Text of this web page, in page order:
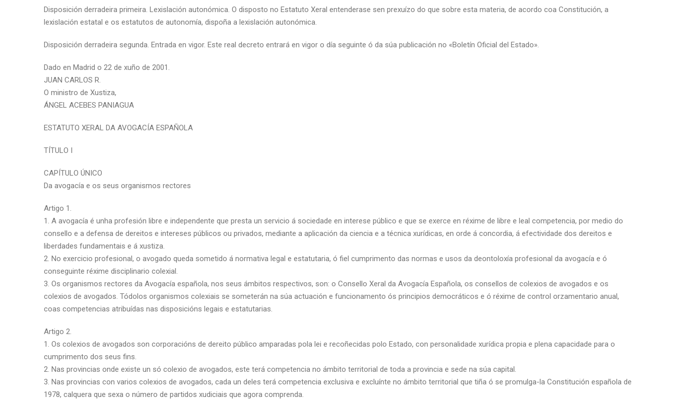
Disposición derradeira primeira. Lexislación autonómica. O disposto no Estatuto Xeral entenderase sen prexuízo do que sobre esta materia, de acordo coa Constitución, a
lexislación estatal e os estatutos de autonomía, dispoña a lexislación autonómica.
Disposición derradeira segunda. Entrada en vigor. Este real decreto entrará en vigor o día seguinte ó da súa publicación no «Boletín Oficial del Estado».
Dado en Madrid o 22 de xuño de 2001.
JUAN CARLOS R.
O ministro de Xustiza,
ÁNGEL ACEBES PANIAGUA
ESTATUTO XERAL DA AVOGACÍA ESPAÑOLA
TÍTULO I
CAPÍTULO ÚNICO
Da avogacía e os seus organismos rectores
Artigo 1.
1. A avogacía é unha profesión libre e independente que presta un servicio á sociedade en interese público e que se exerce en réxime de libre e leal competencia, por medio do
consello e a defensa de dereitos e intereses públicos ou privados, mediante a aplicación da ciencia e a técnica xurídicas, en orde á concordia, á efectividade dos dereitos e
liberdades fundamentais e á xustiza.
2. No exercicio profesional, o avogado queda sometido á normativa legal e estatutaria, ó fiel cumprimento das normas e usos da deontoloxía profesional da avogacía e ó
conseguinte réxime disciplinario colexial.
3. Os organismos rectores da Avogacía española, nos seus ámbitos respectivos, son: o Consello Xeral da Avogacía Española, os consellos de colexios de avogados e os
colexios de avogados. Tódolos organismos colexiais se someterán na súa actuación e funcionamento ós principios democráticos e ó réxime de control orzamentario anual,
coas competencias atribuídas nas disposicións legais e estatutarias.
Artigo 2.
1. Os colexios de avogados son corporacións de dereito público amparadas pola lei e recoñecidas polo Estado, con personalidade xurídica propia e plena capacidade para o
cumprimento dos seus fins.
2. Nas provincias onde existe un só colexio de avogados, este terá competencia no ámbito territorial de toda a provincia e sede na súa capital.
3. Nas provincias con varios colexios de avogados, cada un deles terá competencia exclusiva e excluínte no ámbito territorial que tiña ó se promulga-la Constitución española de
1978, calquera que sexa o número de partidos xudiciais que agora comprenda.